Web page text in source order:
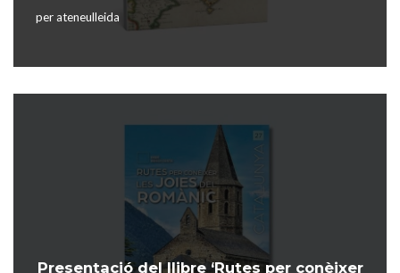
perateneulleida
Presentació del llibre ‘Rutes per conèixer